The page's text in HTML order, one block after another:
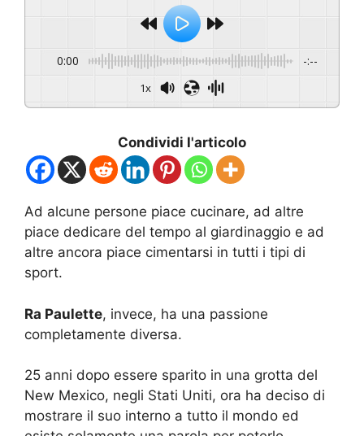
0:00 -:--
1x
Condividi l'articolo
Ad alcune persone piace cucinare, ad altre
piace dedicare del tempo al giardinaggio e ad
altre ancora piace cimentarsi in tutti i tipi di
sport.
Ra Paulette, invece, ha una passione
completamente diversa.
25 anni dopo essere sparito in una grotta del
New Mexico, negli Stati Uniti, ora ha deciso di
mostrare il suo interno a tutto il mondo ed